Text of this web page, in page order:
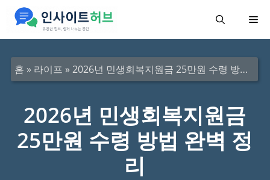
메
홈 » 라이프 »2026년 민생회복지원금 25만원 수령 방법 완벽 정리
2026년 민생회복지원금
25만원 수령 방법 완벽 정
리